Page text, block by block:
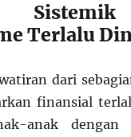
Terlalu
dari
finansial
anak